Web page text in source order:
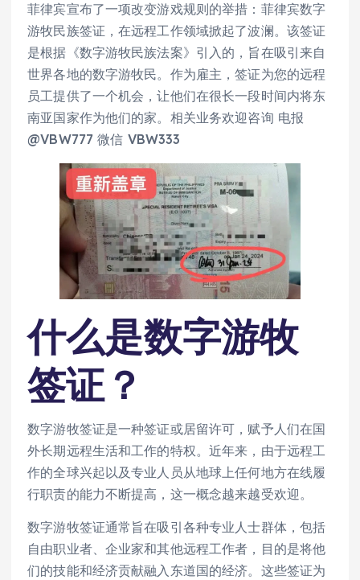
菲律宾宣布了一项改变游戏规则的举措：菲律宾数字
游牧民族签证，在远程工作领域掀起了波澜。该签证
是根据《数字游牧民族法案》引入的，旨在吸引来自
世界各地的数字游牧民。作为雇主，签证为您的远程
员工提供了一个机会，让他们在很长一段时间内将东
南亚国家作为他们的家。相关业务欢迎咨询 电报
@VBW777 微信 VBW333
什么是数字游牧
签证？
数字游牧签证是一种签证或居留许可，赋予人们在国
外长期远程生活和工作的特权。近年来，由于远程工
作的全球兴起以及专业人员从地球上任何地方在线履
行职责的能力不断提高，这一概念越来越受欢迎。
数字游牧签证通常旨在吸引各种专业人士群体，包括
自由职业者、企业家和其他远程工作者，目的是将他
们的技能和经济贡献融入东道国的经济。这些签证为